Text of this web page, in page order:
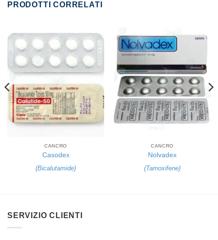
PRODOTTI CORRELATI
CANCRO
Casodex
(Bicalutamide)
CANCRO
Nolvadex
(Tamoxifene)
SERVIZIO CLIENTI